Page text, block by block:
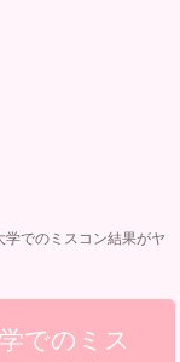
でのミスコン結果がヤ
でのミス